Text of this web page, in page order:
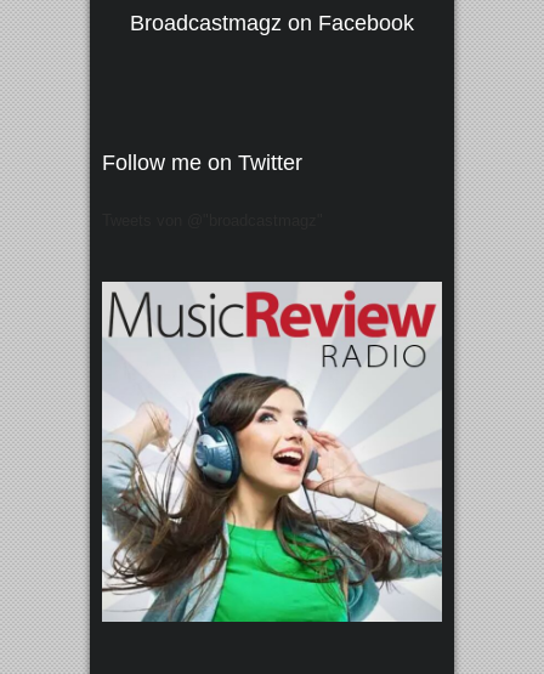
Broadcastmagz on Facebook
Follow me on Twitter